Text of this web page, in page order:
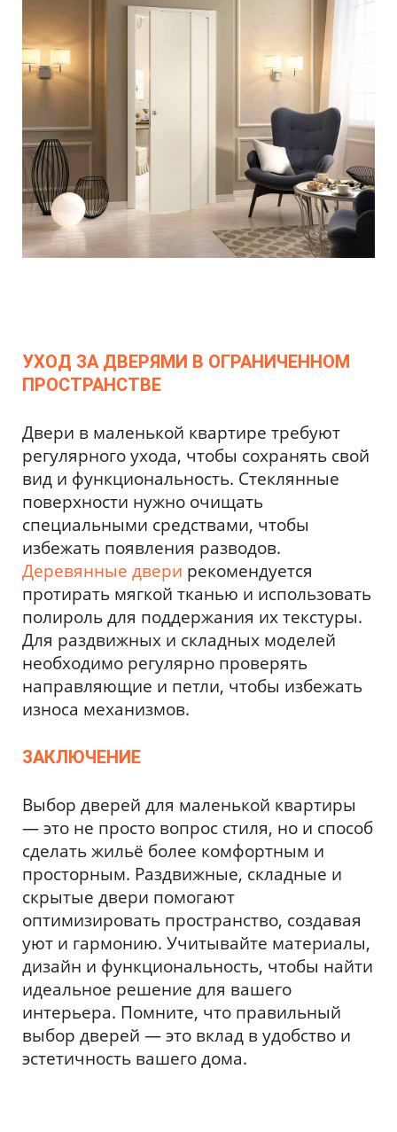
УХОД ЗА ДВЕРЯМИ В ОГРАНИЧЕННОМ
ПРОСТРАНСТВЕ
Двери в маленькой квартире требуют
регулярного ухода, чтобы сохранять свой
вид и функциональность. Стеклянные
поверхности нужно очищать
специальными средствами, чтобы
избежать появления разводов.
Деревянные двери рекомендуется
протирать мягкой тканью и использовать
полироль для поддержания их текстуры.
Для раздвижных и складных моделей
необходимо регулярно проверять
направляющие и петли, чтобы избежать
износа механизмов.
ЗАКЛЮЧЕНИЕ
Выбор дверей для маленькой квартиры
— это не просто вопрос стиля, но и способ
сделать жильё более комфортным и
просторным. Раздвижные, складные и
скрытые двери помогают
оптимизировать пространство, создавая
уют и гармонию. Учитывайте материалы,
дизайн и функциональность, чтобы найти
идеальное решение для вашего
интерьера. Помните, что правильный
выбор дверей — это вклад в удобство и
эстетичность вашего дома.